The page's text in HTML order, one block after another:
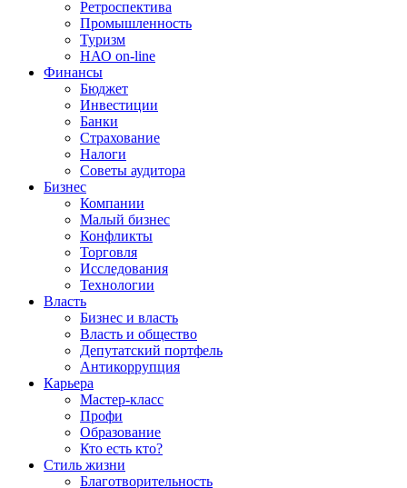
Ретроспектива
Промышленность
Туризм
НАО on-line
Финансы
Бюджет
Инвестиции
Банки
Страхование
Налоги
Советы аудитора
Бизнес
Компании
Малый бизнес
Конфликты
Торговля
Исследования
Технологии
Власть
Бизнес и власть
Власть и общество
Депутатский портфель
Антикоррупция
Карьера
Мастер-класс
Профи
Образование
Кто есть кто?
Стиль жизни
Благотворительность